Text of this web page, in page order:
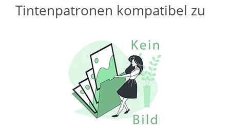
Tintenpatronen kompatibel zu